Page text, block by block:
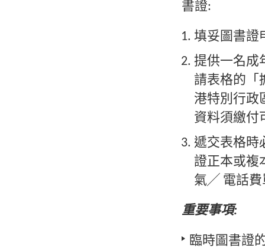
書證:
填妥圖書證
提供一名成
請表格的「
港特別行政
資料須繳付
遞交表格時
證正本或複
氣╱ 電話費
重要事項:
臨時圖書證